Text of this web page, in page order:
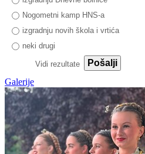
Nogometni kamp HNS-a
izgradnju novih škola i vrtića
neki drugi
Vidi rezultate
Pošalji
Galerije